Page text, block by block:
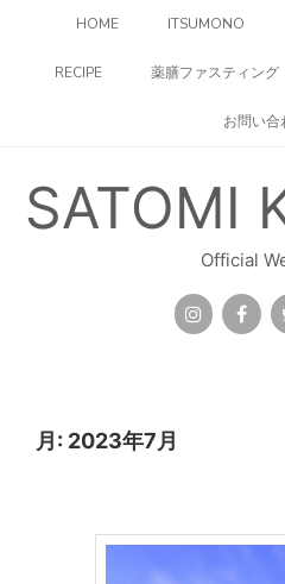
HOME ITSUMONO
RECIPE 薬膳ファスティング
お問い合
SATOMI
Official
月: 2023年7月